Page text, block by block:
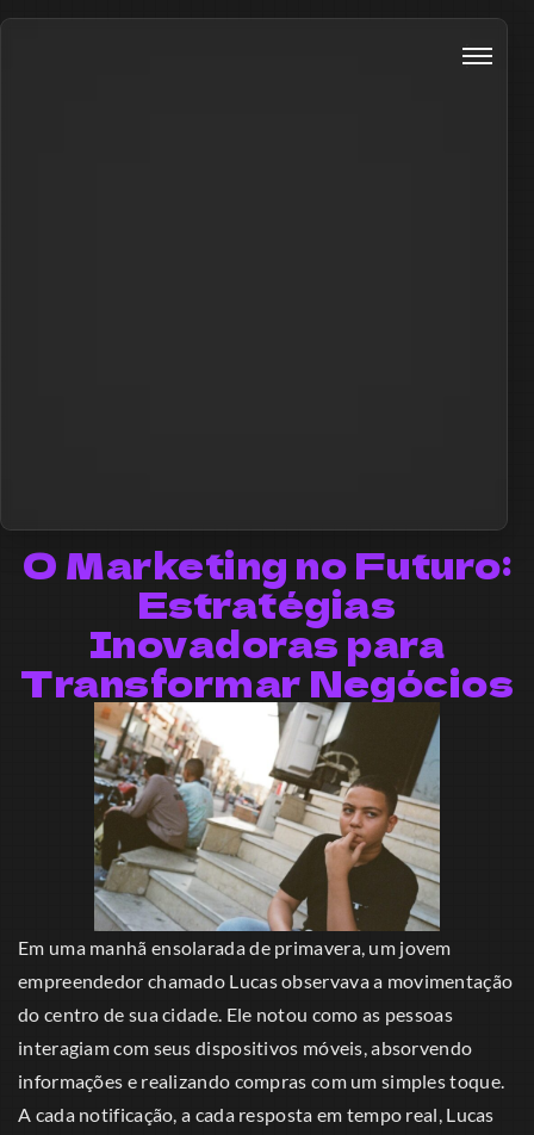
O Marketing no Futuro:
Estratégias
Inovadoras para
Transformar Negócios
Em uma manhã ensolarada de primavera, um jovem
empreendedor chamado Lucas observava a movimentação
do centro de sua cidade. Ele notou como as pessoas
interagiam com seus dispositivos móveis, absorvendo
informações e realizando compras com um simples toque.
A cada notificação, a cada resposta em tempo real, Lucas